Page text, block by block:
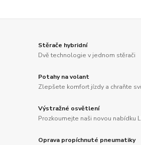
Stěrače hybridní
Dvě technologie v jednom stěrači
Potahy na volant
Zlepšete komfort jízdy a chraňte
Výstražné osvětlení
Prozkoumejte naši novou nabídku
Oprava propíchnuté pneumatiky